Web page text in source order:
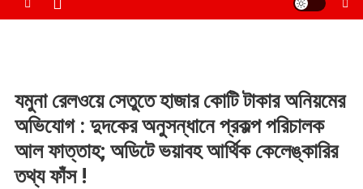
যমুনা রেলওয়ে সেতুতে হাজার কোটি টাকার অনিয়মের
অভিযোগ : দুদকের অনুসন্ধানে প্রকল্প পরিচালক
আল ফাত্তাহ; অডিটে ভয়াবহ আর্থিক কেলেঙ্কারির
তথ্য ফাঁস !